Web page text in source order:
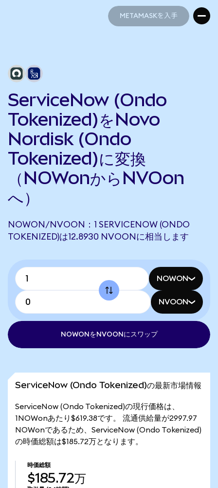
METAMASKを入手
ServiceNow (Ondo
Tokenized)をNovo
Nordisk (Ondo
Tokenized)に変換
（NOWonからNVOon
へ）
NOWON/NVOON：1 SERVICENOW (ONDO
TOKENIZED)は12.8930 NVOONに相当します
NOWON
NVOON
NOWONをNVOONにスワップ
ServiceNow (Ondo Tokenized)の最新市場情報
ServiceNow (Ondo Tokenized)の現行価格は、
1NOWonあたり$619.38です。 流通供給量が2997.97
NOWonであるため、ServiceNow (Ondo Tokenized)
の時価総額は$185.72万となります。
時価総額
$185.72万